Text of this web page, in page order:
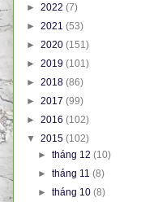
► 2022 (7)
► 2021 (53)
► 2020 (151)
► 2019 (101)
► 2018 (86)
► 2017 (99)
► 2016 (102)
▼ 2015 (102)
►tháng 12(10)
►tháng 11(8)
►tháng 10(8)